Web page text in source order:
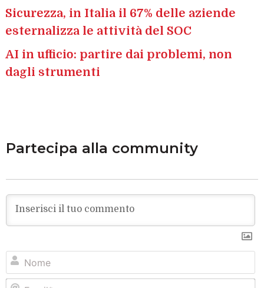
Sicurezza, in Italia il 67% delle aziende
esternalizza le attività del SOC
AI in ufficio: partire dai problemi, non
dagli strumenti
Partecipa alla community